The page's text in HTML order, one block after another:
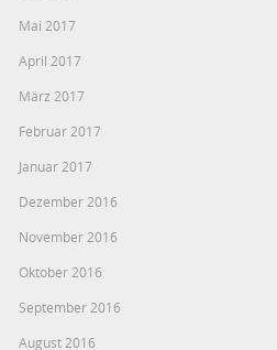
Mai 2017
April 2017
März 2017
Februar 2017
Januar 2017
Dezember 2016
November 2016
Oktober 2016
September 2016
August 2016